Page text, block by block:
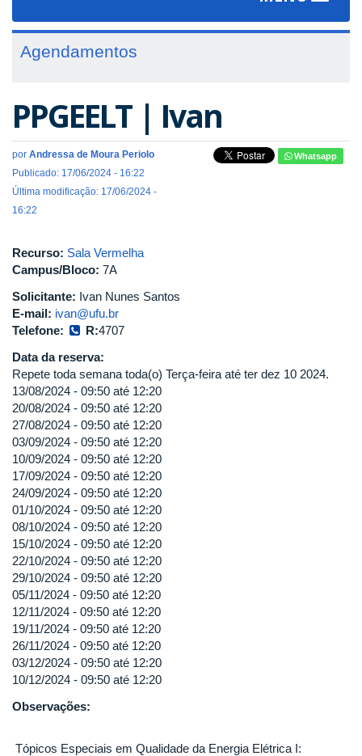
Agendamentos
PPGEELT | Ivan
por Andressa de Moura Periolo
Publicado: 17/06/2024 - 16:22
Última modificação: 17/06/2024 -
16:22
Whatsapp
Recurso: Sala Vermelha
Campus/Bloco: 7A
Solicitante: Ivan Nunes Santos
E-mail: ivan@ufu.br
Telefone:
R:4707
Data da reserva:
Repete toda semana toda(o) Terça-feira até ter dez 10 2024.
13/08/2024 - 09:50 até 12:20
20/08/2024 - 09:50 até 12:20
27/08/2024 - 09:50 até 12:20
03/09/2024 - 09:50 até 12:20
10/09/2024 - 09:50 até 12:20
17/09/2024 - 09:50 até 12:20
24/09/2024 - 09:50 até 12:20
01/10/2024 - 09:50 até 12:20
08/10/2024 - 09:50 até 12:20
15/10/2024 - 09:50 até 12:20
22/10/2024 - 09:50 até 12:20
29/10/2024 - 09:50 até 12:20
05/11/2024 - 09:50 até 12:20
12/11/2024 - 09:50 até 12:20
19/11/2024 - 09:50 até 12:20
26/11/2024 - 09:50 até 12:20
03/12/2024 - 09:50 até 12:20
10/12/2024 - 09:50 até 12:20
Observações:
Tópicos Especiais em Qualidade da Energia Elétrica I: